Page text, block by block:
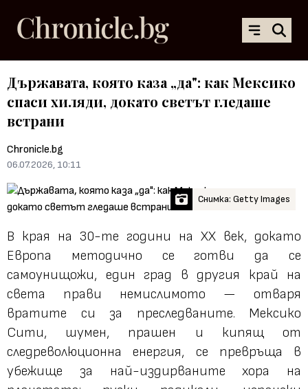
Държавата, която каза „да": как Мексико
спаси хиляди, докато светът гледаше
встрани
Chronicle.bg
06.07.2026, 10:11
Снимка: Getty Images
В края на 30-те години на XX век, докато
Европа методично се готви да се
самоунищожи, един град в другия край на
света прави немислимото — отваря
вратите си за преследваните. Мексико
Сити, шумен, прашен и кипящ от
следреволюционна енергия, се превръща в
убежище за най-издирваните хора на